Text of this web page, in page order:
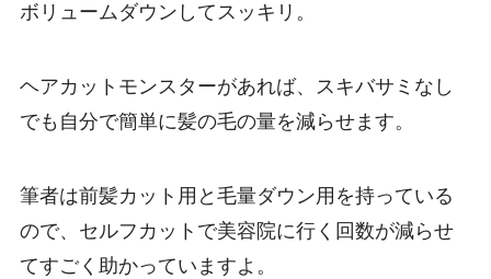
ボリュームダウンしてスッキリ。
ヘアカットモンスターがあれば、スキバサミなし
でも自分で簡単に髪の毛の量を減らせます。
筆者は前髪カット用と毛量ダウン用を持っている
ので、セルフカットで美容院に行く回数が減らせ
てすごく助かっていますよ。